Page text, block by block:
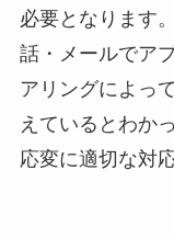
必要となります
話・メールでア
アリングによっ
えているとわか
応変に適切な対